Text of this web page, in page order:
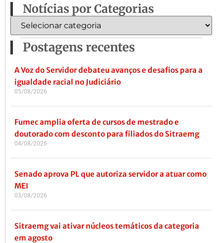
Notícias por Categorias
Postagens recentes
A Voz do Servidor debateu avanços e desafios para a
igualdade racial no Judiciário
05/08/2026
Fumec amplia oferta de cursos de mestrado e
doutorado com desconto para filiados do Sitraemg
04/08/2026
Senado aprova PL que autoriza servidor a atuar como
MEI
03/08/2026
Sitraemg vai ativar núcleos temáticos da categoria
em agosto